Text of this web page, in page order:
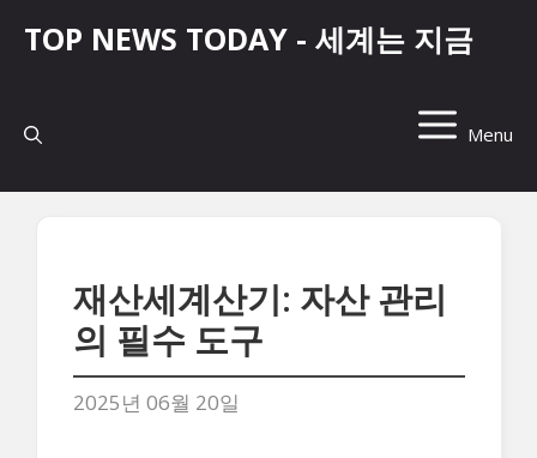
뛰
TOP NEWS TODAY - 세계는 지금
Menu
재산세계산기: 자산 관리
의 필수 도구
2025년 06월 20일